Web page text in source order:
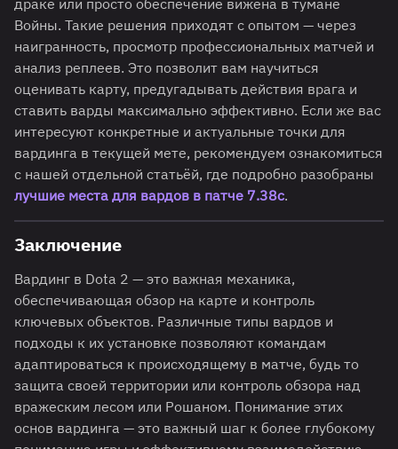
Войны. Такие решения приходят с опытом — через
наигранность, просмотр профессиональных матчей и
анализ реплеев. Это позволит вам научиться
оценивать карту, предугадывать действия врага и
ставить варды максимально эффективно. Если же вас
интересуют конкретные и актуальные точки для
вардинга в текущей мете, рекомендуем ознакомиться
с нашей отдельной статьёй, где подробно разобраны
лучшие места для вардов в патче 7.38c.
Заключение
Вардинг в Dota 2 — это важная механика,
обеспечивающая обзор на карте и контроль
ключевых объектов. Различные типы вардов и
подходы к их установке позволяют командам
адаптироваться к происходящему в матче, будь то
защита своей территории или контроль обзора над
вражеским лесом или Рошаном. Понимание этих
основ вардинга — это важный шаг к более глубокому